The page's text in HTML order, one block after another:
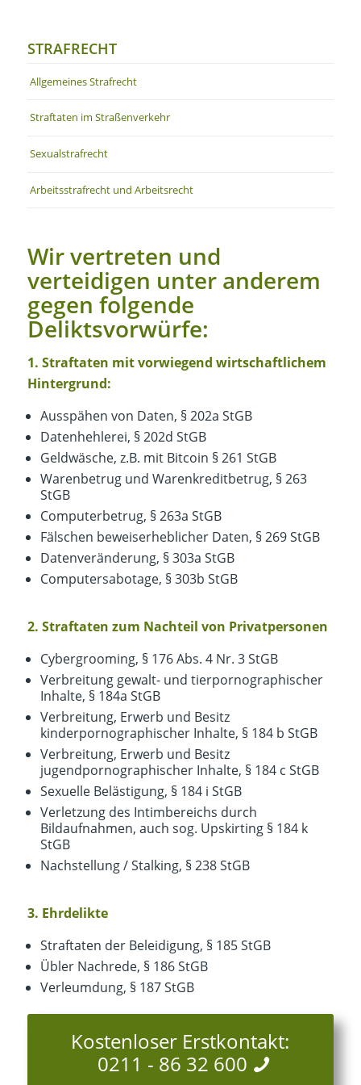
STRAFRECHT
Allgemeines Strafrecht
Straftaten im Straßenverkehr
Sexualstrafrecht
Arbeitsstrafrecht und Arbeitsrecht
Wir vertreten und
verteidigen unter anderem
gegen folgende
Deliktsvorwürfe:
1. Straftaten mit vorwiegend wirtschaftlichem
Hintergrund:
Ausspähen von Daten, § 202a StGB
Datenhehlerei, § 202d StGB
Geldwäsche, z.B. mit Bitcoin § 261 StGB
Warenbetrug und Warenkreditbetrug, § 263
StGB
Computerbetrug, § 263a StGB
Fälschen beweiserheblicher Daten, § 269 StGB
Datenveränderung, § 303a StGB
Computersabotage, § 303b StGB
2. Straftaten zum Nachteil von Privatpersonen
Cybergrooming, § 176 Abs. 4 Nr. 3 StGB
Verbreitung gewalt- und tierpornographischer
Inhalte, § 184a StGB
Verbreitung, Erwerb und Besitz
kinderpornographischer Inhalte, § 184 b StGB
Verbreitung, Erwerb und Besitz
jugendpornographischer Inhalte, § 184 c StGB
Sexuelle Belästigung, § 184 i StGB
Verletzung des Intimbereichs durch
Bildaufnahmen, auch sog. Upskirting § 184 k
StGB
Nachstellung / Stalking, § 238 StGB
3. Ehrdelikte
Straftaten der Beleidigung, § 185 StGB
Übler Nachrede, § 186 StGB
Verleumdung, § 187 StGB
Kostenloser Erstkontakt:
0211 - 86 32 600